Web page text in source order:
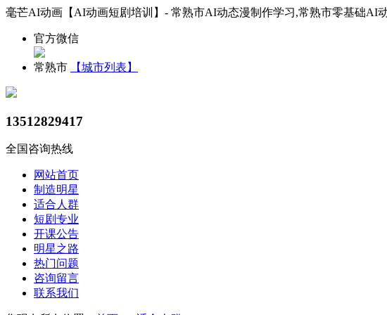
毫芒AI动画【AI动画短剧培训】- 常熟市AI动态漫制作学习,常熟市零基础AI
官方微信
常熟市 【城市列表】
13512829417
全国咨询热线
网站首页
制造明星
适合人群
短剧专业
开课公告
明星之路
热门问题
咨询留言
联系我们